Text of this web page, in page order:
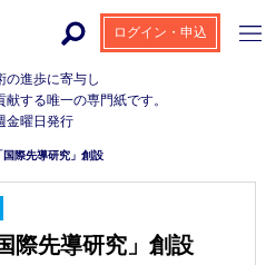
の進歩に寄与し
献する唯一の専門紙です。
金曜日発行
ログイン・申込
際先導研究」創設
際先導研究」創設